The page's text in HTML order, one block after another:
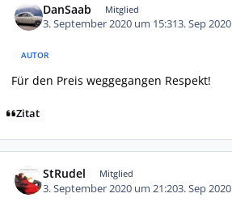
DanSaab Mitglied
3. September 2020 um 15:313. Sep 2020
AUTOR
Für den Preis weggegangen Respekt!
Zitat
StRudel Mitglied
3. September 2020 um 21:203. Sep 2020